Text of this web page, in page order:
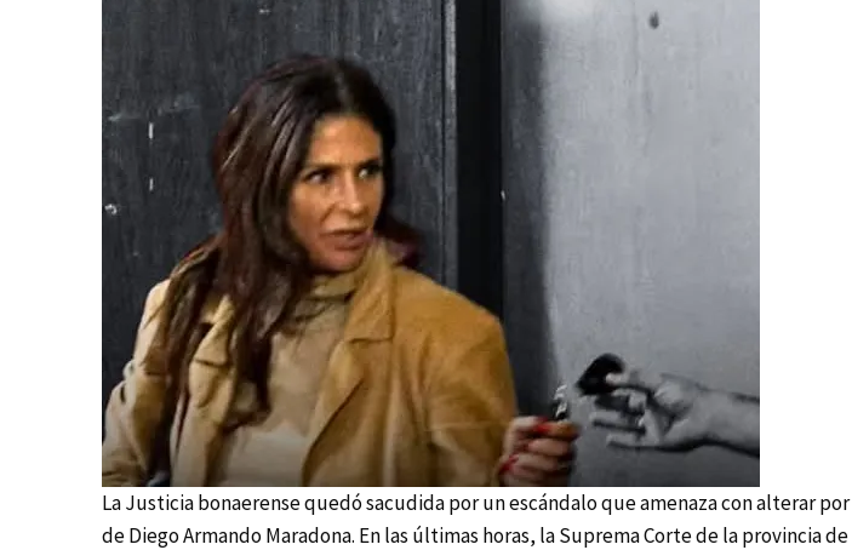
La Justicia bonaerense quedó sacudida por un escándalo que amenaza con alterar
de Diego Armando Maradona. En las últimas horas, la Suprema Corte de la provincia